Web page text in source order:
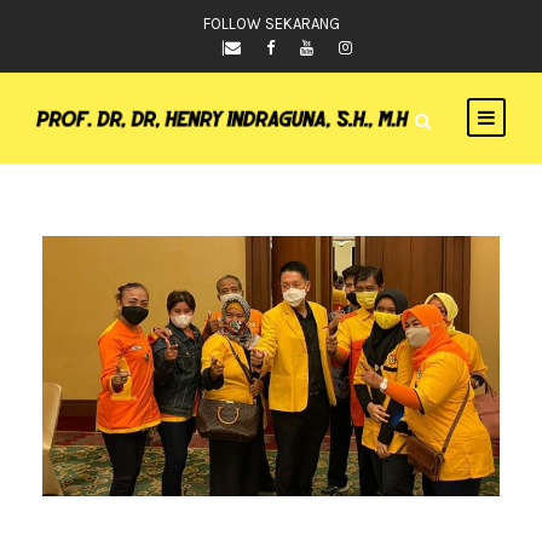
FOLLOW SEKARANG